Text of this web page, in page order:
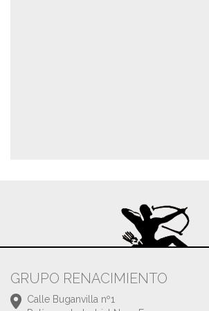
GRUPO RENACIMIENTO
Calle Buganvilla nº1